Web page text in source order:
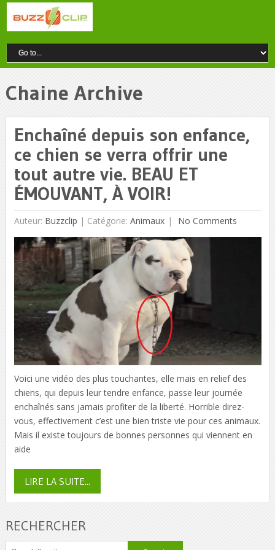
Chaine Archive
Enchaîné depuis son enfance,
ce chien se verra offrir une
tout autre vie. BEAU ET
ÉMOUVANT, À VOIR!
Auteur: Buzzclip | Catégorie: Animaux No Comments
Voici une vidéo des plus touchantes, elle mais en relief des
chiens, qui depuis leur tendre enfance, passe leur journée
enchaînés sans jamais profiter de la liberté. Horrible direz-
vous, effectivement c’est une bien triste vie pour ces animaux.
Mais il existe toujours de bonnes personnes qui viennent en
aide
LIRE LA SUITE...
RECHERCHER